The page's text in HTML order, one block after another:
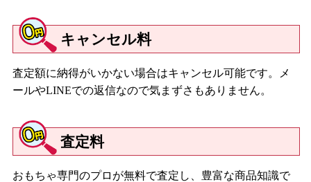
キャンセル料
査定額に納得がいかない場合はキャンセル可能です。メ
ールやLINEでの返信なので気まずさもありません。
査定料
おもちゃ専門のプロが無料で査定し、豊富な商品知識で